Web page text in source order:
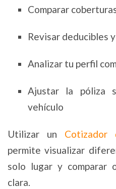
Comparar
Revisar deducibles
Analizar tu perfil
Ajustar la póliza
vehículo
Utilizar un Cotizador
permite visualizar
solo lugar y comparar
clara.